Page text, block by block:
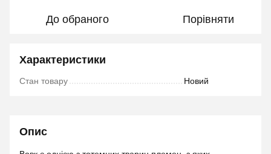
До обраного Порівняти
Характеристики
Стан товару Новий
Опис